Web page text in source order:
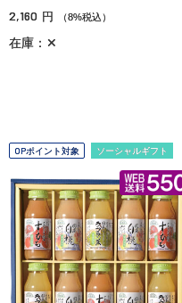
2,160 円 （8%税込）
在庫：✕
OPポイント対象 ソーシャルギフト